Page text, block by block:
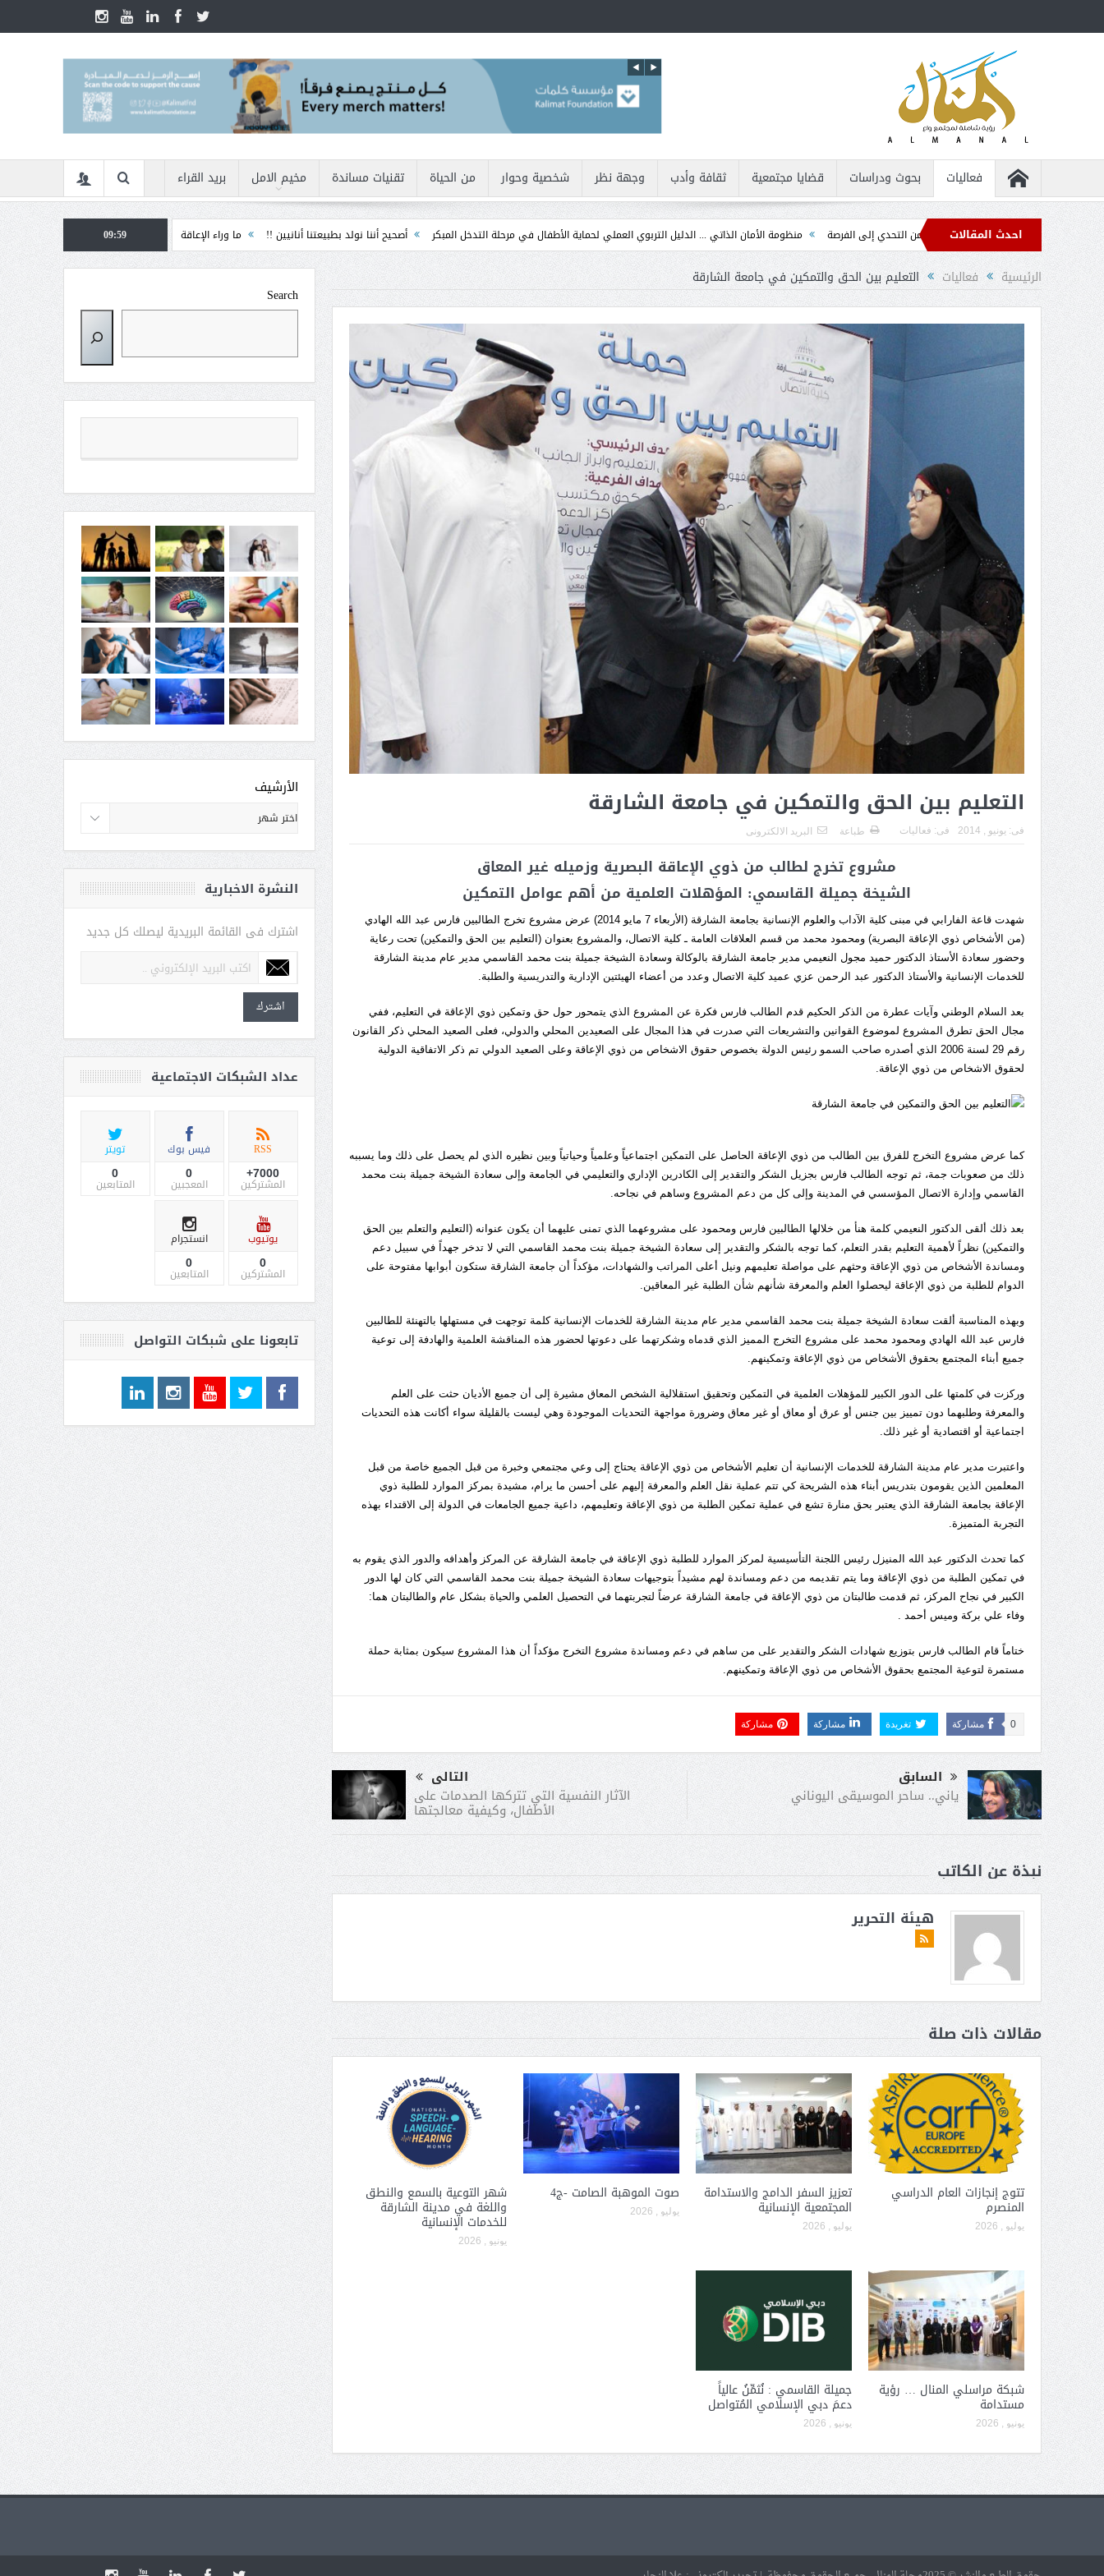
فعاليات بحوث ودراسات قضايا مجتمعية ثقافة وأدب وجهة نظر شخصية وحوار من الحياة تقنيات مساندة مخيم الامل بريد القراء
احدث المقالات
من ذوي الإعاقة ... من التحدي إلى الفرصة منظومة الأمان الذاتي ... الدليل التربوي العملي لحماية الأطفال في مرحلة التدخل المبكر أصحيح أننا نولد بطبيعتنا أنانيين !! ما وراء الإعاقة الأمن السيبراني في زمن الأزمات ... كيف نحمي
09:59
الرئيسية فعاليات التعليم بين الحق والتمكين في جامعة الشارقة
التعليم بين الحق والتمكين في جامعة الشارقة
فى: يونيو , 2014 فى: فعاليات طباعة البريد الالكترونى
مشروع تخرج لطالب من ذوي الإعاقة البصرية وزميله غير المعاق
الشيخة جميلة القاسمي: المؤهلات العلمية من أهم عوامل التمكين
شهدت قاعة الفارابي في مبنى كلية الآداب والعلوم الإنسانية بجامعة الشارقة (الأربعاء 7 مايو 2014) عرض مشروع تخرج الطالبين فارس عبد الله الهادي
(من الأشخاص ذوي الإعاقة البصرية) ومحمود محمد من قسم العلاقات العامة ـ كلية الاتصال، والمشروع بعنوان (التعليم بين الحق والتمكين) تحت رعاية
وحضور سعادة الأستاذ الدكتور حميد مجول النعيمي مدير جامعة الشارقة بالوكالة وسعادة الشيخة جميلة بنت محمد القاسمي مدير عام مدينة الشارقة
للخدمات الإنسانية والأستاذ الدكتور عبد الرحمن عزي عميد كلية الاتصال وعدد من أعضاء الهيئتين الإدارية والتدريسية والطلبة.
بعد السلام الوطني وآيات عطرة من الذكر الحكيم قدم الطالب فارس فكرة عن المشروع الذي يتمحور حول حق وتمكين ذوي الإعاقة في التعليم، ففي
مجال الحق تطرق المشروع لموضوع القوانين والتشريعات التي صدرت في هذا المجال على الصعيدين المحلي والدولي، فعلى الصعيد المحلي ذكر القانون
رقم 29 لسنة 2006 الذي أصدره صاحب السمو رئيس الدولة بخصوص حقوق الاشخاص من ذوي الإعاقة وعلى الصعيد الدولي تم ذكر الاتفاقية الدولية
لحقوق الاشخاص من ذوي الإعاقة.
كما عرض مشروع التخرج للفرق بين الطالب من ذوي الإعاقة الحاصل على التمكين اجتماعياً وعلمياً وحياتياً وبين نظيره الذي لم يحصل على ذلك وما يسببه
ذلك من صعوبات جمة، ثم توجه الطالب فارس بجزيل الشكر والتقدير إلى الكادرين الإداري والتعليمي في الجامعة وإلى سعادة الشيخة جميلة بنت محمد
القاسمي وإدارة الاتصال المؤسسي في المدينة وإلى كل من دعم المشروع وساهم في نجاحه.
بعد ذلك ألقى الدكتور النعيمي كلمة هنأ من خلالها الطالبين فارس ومحمود على مشروعهما الذي تمنى عليهما أن يكون عنوانه (التعليم والتعلم بين الحق
والتمكين) نظراً لأهمية التعليم بقدر التعلم، كما توجه بالشكر والتقدير إلى سعادة الشيخة جميلة بنت محمد القاسمي التي لا تدخر جهداً في سبيل دعم
ومساندة الأشخاص من ذوي الإعاقة وحثهم على مواصلة تعليمهم ونيل أعلى المراتب والشهادات، مؤكداً أن جامعة الشارقة ستكون أبوابها مفتوحة على
الدوام للطلبة من ذوي الإعاقة ليحصلوا العلم والمعرفة شأنهم شأن الطلبة غير المعاقين.
وبهذه المناسبة ألقت سعادة الشيخة جميلة بنت محمد القاسمي مدير عام مدينة الشارقة للخدمات الإنسانية كلمة توجهت في مستهلها بالتهنئة للطالبين
فارس عبد الله الهادي ومحمود محمد على مشروع التخرج المميز الذي قدماه وشكرتهما على دعوتها لحضور هذه المناقشة العلمية والهادفة إلى توعية
جميع أبناء المجتمع بحقوق الأشخاص من ذوي الإعاقة وتمكينهم.
وركزت في كلمتها على الدور الكبير للمؤهلات العلمية في التمكين وتحقيق استقلالية الشخص المعاق مشيرة إلى أن جميع الأديان حثت على العلم
والمعرفة وطلبهما دون تمييز بين جنس أو عرق أو معاق أو غير معاق وضرورة مواجهة التحديات الموجودة وهي ليست بالقليلة سواء أكانت هذه التحديات
اجتماعية أو اقتصادية أو غير ذلك.
واعتبرت مدير عام مدينة الشارقة للخدمات الإنسانية أن تعليم الأشخاص من ذوي الإعاقة يحتاج إلى وعي مجتمعي وخبرة من قبل الجميع خاصة من قبل
المعلمين الذين يقومون بتدريس أبناء هذه الشريحة كي تتم عملية نقل العلم والمعرفة إليهم على أحسن ما يرام، مشيدة بمركز الموارد للطلبة ذوي
الإعاقة بجامعة الشارقة الذي يعتبر بحق منارة تشع في عملية تمكين الطلبة من ذوي الإعاقة وتعليمهم، داعية جميع الجامعات في الدولة إلى الاقتداء بهذه
التجربة المتميزة.
كما تحدث الدكتور عبد الله المنيزل رئيس اللجنة التأسيسية لمركز الموارد للطلبة ذوي الإعاقة في جامعة الشارقة عن المركز وأهدافه والدور الذي يقوم به
في تمكين الطلبة من ذوي الإعاقة وما يتم تقديمه من دعم ومساندة لهم مشيداً بتوجيهات سعادة الشيخة جميلة بنت محمد القاسمي التي كان لها الدور
الكبير في نجاح المركز، ثم قدمت طالبتان من ذوي الإعاقة في جامعة الشارقة عرضاً لتجربتهما في التحصيل العلمي والحياة بشكل عام والطالبتان هما:
وفاء علي بركة وميس أحمد .
ختاماً قام الطالب فارس بتوزيع شهادات الشكر والتقدير على من ساهم في دعم ومساندة مشروع التخرج مؤكداً أن هذا المشروع سيكون بمثابة حملة
مستمرة لتوعية المجتمع بحقوق الأشخاص من ذوي الإعاقة وتمكينهم.
مشاركة 0 تغريدة مشاركة مشاركة
السابق
ياني.. ساحر الموسيقى اليوناني
التالى
الآثار النفسية التي تتركها الصدمات على
الأطفال، وكيفية معالجتها
نبذة عن الكاتب
هيئة التحرير
مقالات ذات صلة
تتوج إنجازات العام الدراسي
المنصرم
يوليو , 2026
تعزيز السفر الدامج والاستدامة
المجتمعية الإنسانية
يوليو , 2026
صوت الموهبة الصامت -ج4
يوليو , 2026
شهر التوعية بالسمع والنطق
واللغة في مدينة الشارقة
للخدمات الإنسانية
يونيو , 2026
شبكة مراسلي المنال … رؤية
مستدامة
يونيو , 2026
جميلة القاسمي : نُثمِّنُ عالياً
دعمَ دبي الإسلامي المُتواصل
يونيو , 2026
Search
الأرشيف
النشرة الاخبارية
اشترك فى القائمة البريدية ليصلك كل جديد
اشترك
عداد الشبكات الاجتماعية
RSS
7000+
المشتركين
فيس بوك
0
المعجبين
تويتر
0
المتابعين
يوتيوب
0
المشتركين
انستجرام
0
المتابعين
تابعونا على شبكات التواصل